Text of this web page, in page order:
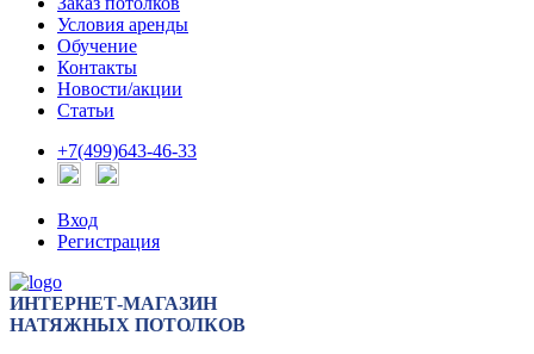
Условия аренды
Обучение
Контакты
Новости/акции
Статьи
+7(499)643-46-33
Вход
Регистрация
ИНТЕРНЕТ-МАГАЗИН
НАТЯЖНЫХ ПОТОЛКОВ